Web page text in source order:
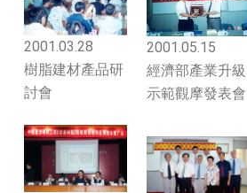
2001.03.28
樹脂建材產品研
討會
2001.05.15
經濟部產業升級
示範觀摩發表會